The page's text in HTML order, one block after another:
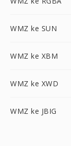
WMZ ke SUN
WMZ ke XBM
WMZ ke XWD
WMZ ke JBIG